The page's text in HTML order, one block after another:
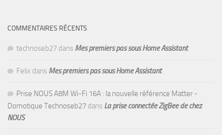
COMMENTAIRES RÉCENTS
technoseb27 dans Mes premiers pas sous Home Assistant
Felix dans Mes premiers pas sous Home Assistant
Prise NOUS A8M Wi-Fi 16A : la nouvelle référence Matter -
Domotique Technoseb27 dans La prise connectée ZigBee de chez
NOUS